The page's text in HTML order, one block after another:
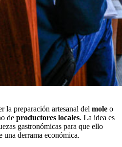
la preparación artesanal del mole o
de productores locales. La idea es
gastronómicas para que ello
una derrama económica.